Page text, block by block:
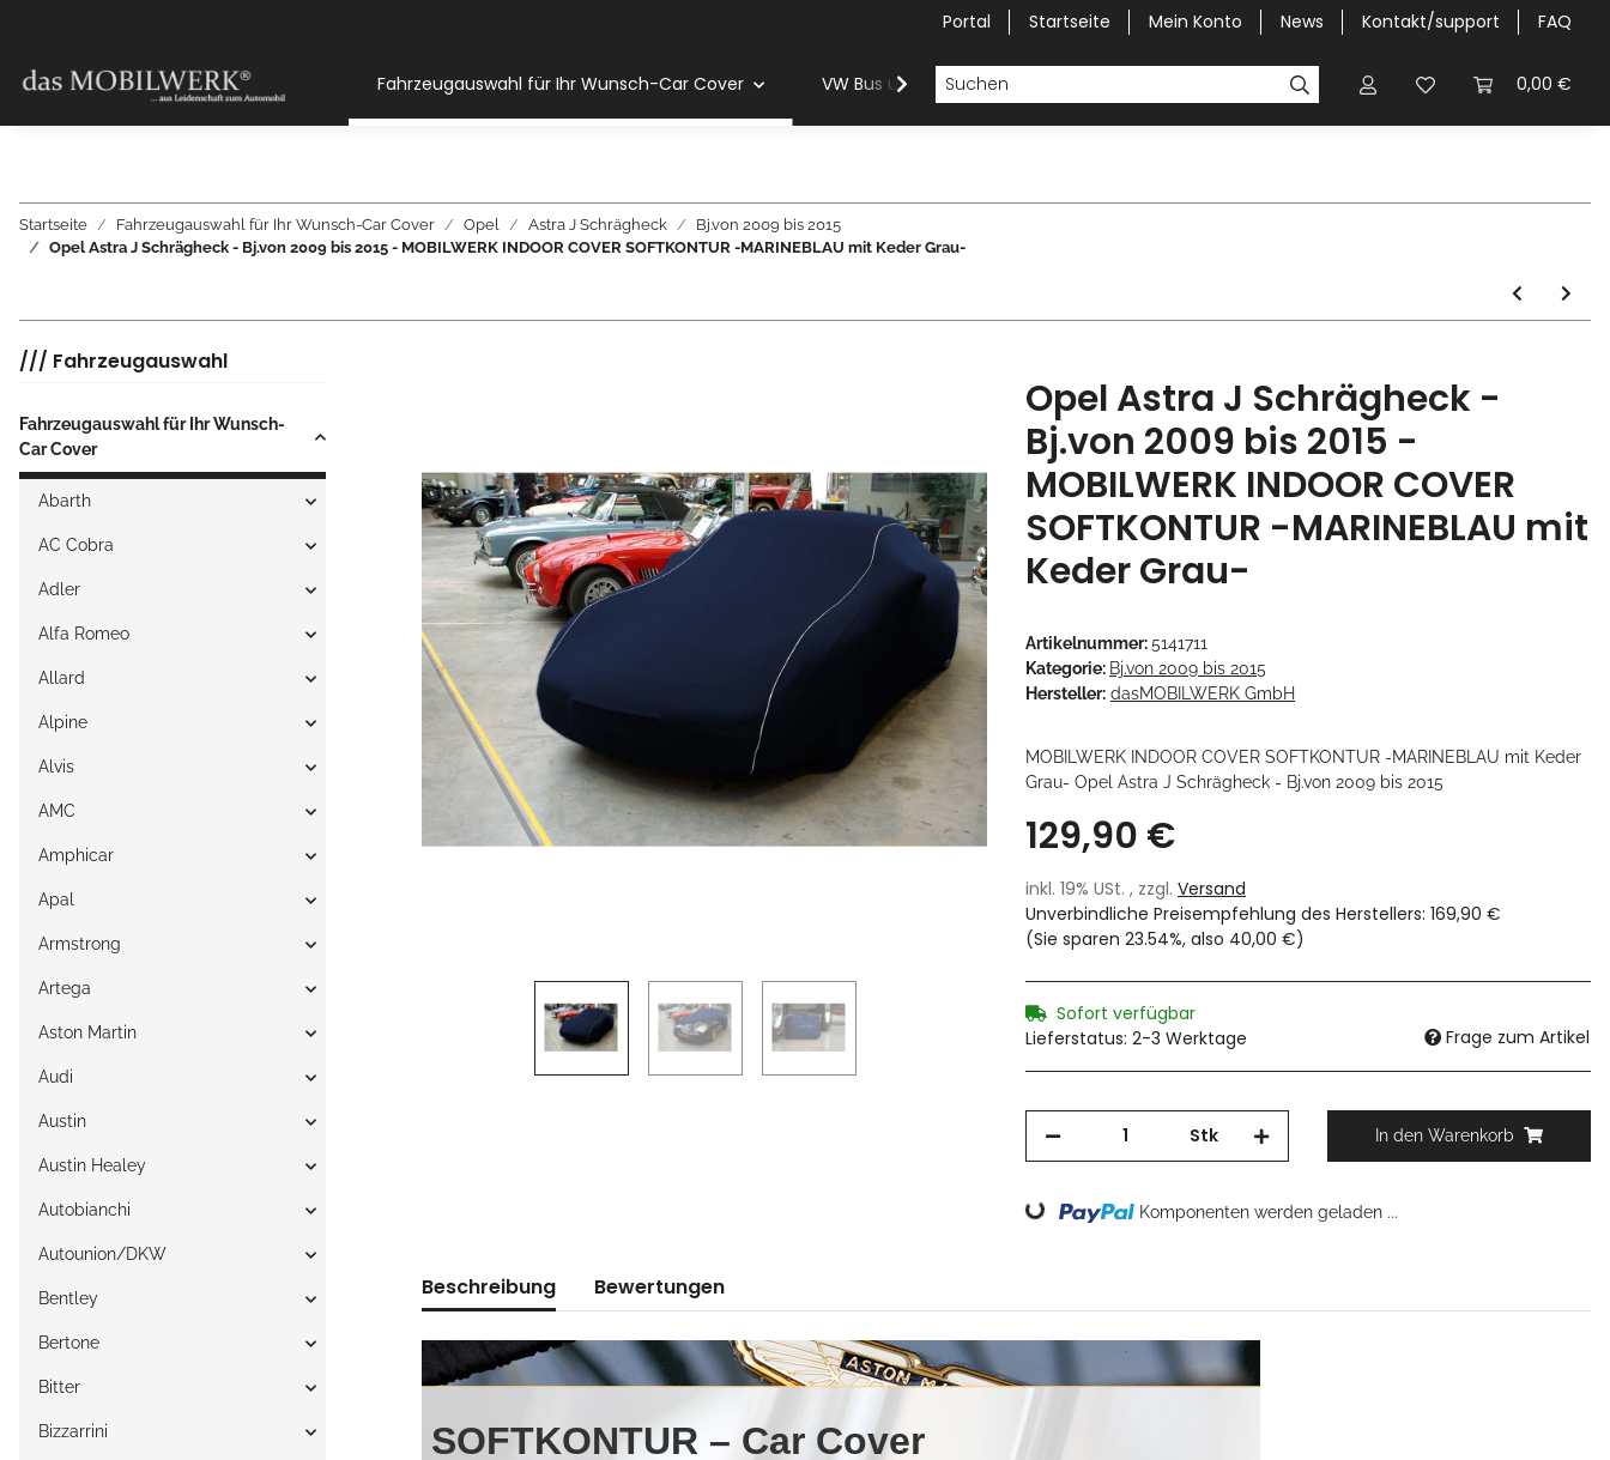
Portal Startseite Mein Konto News Kontakt/support FAQ
0,00 €
Fahrzeugauswahl für Ihr Wunsch-Car Cover VW Bus und Van Car Cover Halbgaragen / Kapuzen nach
Startseite Fahrzeugauswahl für Ihr Wunsch-Car Cover Opel Astra J Schrägheck
Bj.von 2009 bis 2015
Opel Astra J Schrägheck - Bj.von 2009 bis 2015 - MOBILWERK INDOOR COVER SOFTKONTUR -MARINEBLAU mit Keder Grau-
Opel Astra J Schrägheck -
Bj.von 2009 bis 2015 -
MOBILWERK INDOOR COVER
SOFTKONTUR -MARINEBLAU mit
Keder Grau-
Artikelnummer:5141711
Kategorie: Bj.von 2009 bis 2015
Hersteller: dasMOBILWERK GmbH
MOBILWERK INDOOR COVER SOFTKONTUR -MARINEBLAU mit Keder
Grau- Opel Astra J Schrägheck - Bj.von 2009 bis 2015
129,90 €
inkl. 19% USt. , zzgl. Versand
Unverbindliche Preisempfehlung des Herstellers: 169,90 €
(Sie sparen 23.54%, also 40,00 €)
Sofort verfügbar
Lieferstatus: 2-3 Werktage
Frage zum Artikel
Stk In den Warenkorb
Loading... Komponenten werden geladen ...
Beschreibung Bewertungen
/// Fahrzeugauswahl
Fahrzeugauswahl für Ihr Wunsch-
Car Cover
Abarth
AC Cobra
Adler
Alfa Romeo
Allard
Alpine
Alvis
AMC
Amphicar
Apal
Armstrong
Artega
Aston Martin
Audi
Austin
Austin Healey
Autobianchi
Autounion/DKW
Bentley
Bertone
Bitter
Bizzarrini